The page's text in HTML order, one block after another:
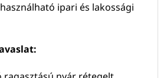
ipari és lakossági